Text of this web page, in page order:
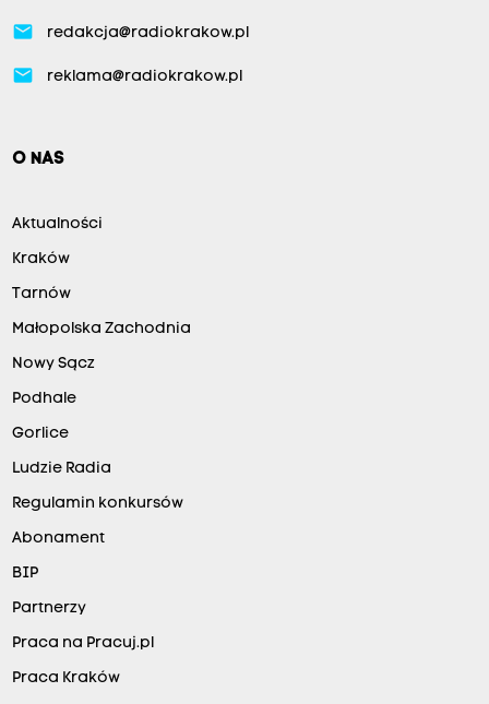
email redakcja@radiokrakow.pl
email reklama@radiokrakow.pl
O NAS
Aktualności
Kraków
Tarnów
Małopolska Zachodnia
Nowy Sącz
Podhale
Gorlice
Ludzie Radia
Regulamin konkursów
Abonament
BIP
Partnerzy
Praca na Pracuj.pl
Praca Kraków